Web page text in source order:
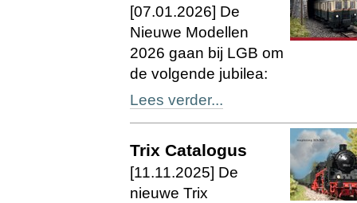
[07.01.2026] De
Nieuwe Modellen
2026 gaan bij LGB om
de volgende jubilea:
Lees verder...
Trix Catalogus
[11.11.2025] De
nieuwe Trix